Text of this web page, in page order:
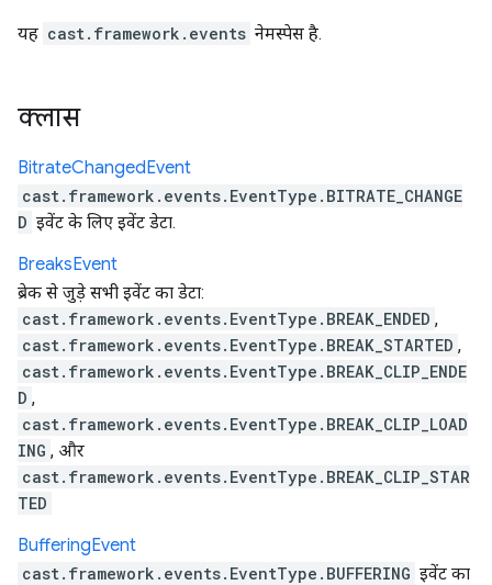
यह cast.framework.events नेमस्पेस है.
क्लास
BitrateChangedEvent
cast.framework.events.EventType.BITRATE_CHANGE
D इवेंट के लिए इवेंट डेटा.
BreaksEvent
ब्रेक से जुड़े सभी इवेंट का डेटा:
cast.framework.events.EventType.BREAK_ENDED ,
cast.framework.events.EventType.BREAK_STARTED ,
cast.framework.events.EventType.BREAK_CLIP_ENDE
D ,
cast.framework.events.EventType.BREAK_CLIP_LOAD
ING , और
cast.framework.events.EventType.BREAK_CLIP_STAR
TED
BufferingEvent
cast.framework.events.EventType.BUFFERING इवेंट का